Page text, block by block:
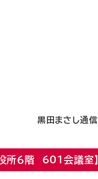
黒田まさし通信
所６階 601会議室】